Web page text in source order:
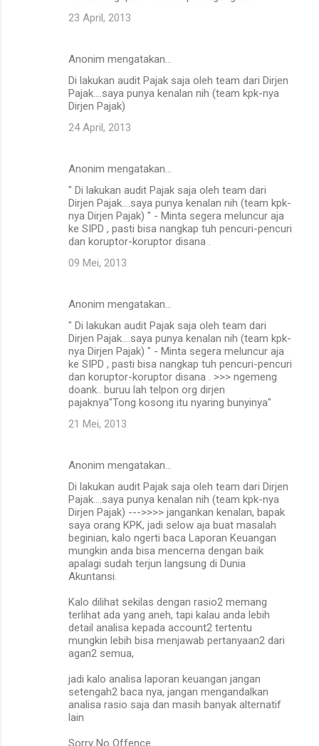
23 April, 2013
Anonim mengatakan…
Di lakukan audit Pajak saja oleh team dari Dirjen
Pajak....saya punya kenalan nih (team kpk-nya
Dirjen Pajak)
24 April, 2013
Anonim mengatakan…
" Di lakukan audit Pajak saja oleh team dari
Dirjen Pajak....saya punya kenalan nih (team kpk-
nya Dirjen Pajak) " - Minta segera meluncur aja
ke SIPD , pasti bisa nangkap tuh pencuri-pencuri
dan koruptor-koruptor disana .
09 Mei, 2013
Anonim mengatakan…
" Di lakukan audit Pajak saja oleh team dari
Dirjen Pajak....saya punya kenalan nih (team kpk-
nya Dirjen Pajak) " - Minta segera meluncur aja
ke SIPD , pasti bisa nangkap tuh pencuri-pencuri
dan koruptor-koruptor disana . >>> ngemeng
doank.. buruu lah telpon org dirjen
pajaknya"Tong kosong itu nyaring bunyinya"
21 Mei, 2013
Anonim mengatakan…
Di lakukan audit Pajak saja oleh team dari Dirjen
Pajak....saya punya kenalan nih (team kpk-nya
Dirjen Pajak) --->>>> jangankan kenalan, bapak
saya orang KPK, jadi selow aja buat masalah
beginian, kalo ngerti baca Laporan Keuangan
mungkin anda bisa mencerna dengan baik
apalagi sudah terjun langsung di Dunia
Akuntansi.
Kalo dilihat sekilas dengan rasio2 memang
terlihat ada yang aneh, tapi kalau anda lebih
detail analisa kepada account2 tertentu
mungkin lebih bisa menjawab pertanyaan2 dari
agan2 semua,
jadi kalo analisa laporan keuangan jangan
setengah2 baca nya, jangan mengandalkan
analisa rasio saja dan masih banyak alternatif
lain
Sorry No Offence...